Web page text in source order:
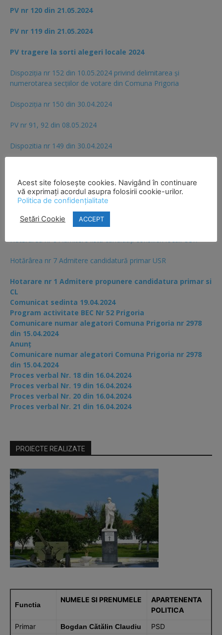
PV nr 120 din 21.05.2024
PV nr 119 din 21.05.2024
PV tragere la sorti alegeri locale 2024
Dispoziția nr 152 din 10.05.2024 privind delimitarea și
numerotarea secțiilor de votare din Comuna Prigoria
Dispoziția nr 150 din 30.04.2024
PV nr 91, 92 din 08.05.2024
Dispozitia nr 149 din 30.04.2024
Hotărârea nr 9 Admitere candidatură consilieri locali SOS
Romania
PV nr 71 din 30.04.2024
Hotărârea nr 8 Admitere lista candidaţi consilieri locali USR
Hotărârea nr 7 Admitere candidatură primar USR
Hotarare nr 1 Admitere propunere candidatura primar si
CL
Comunicat sedinta 19.04.2024
Program activitate BEC Nr 52 Prigoria
Comunicare numar alegatori Comuna Prigoria nr 2978
din 15.04.2024
Anunț
Comunicare numar alegatori Comuna Prigoria nr 2978
din 15.04.2024
Proces verbal Nr. 18 din 16.04.2024
Proces verbal Nr. 19 din 16.04.2024
Proces verbal Nr. 20 din 16.04.2024
Proces verbal Nr. 21 din 16.04.2024
PROIECTE REALIZATE
Functia
NUMELE SI PRENUMELE
APARTENENTA
POLITICA
Primar
Bogdan Cătălin Claudiu PSD
Acest site folosește cookies. Navigând în continuare
vă exprimați acordul asupra folosirii cookie-urilor.
Politica de confidențialitate
Setări Cookie ACCEPT